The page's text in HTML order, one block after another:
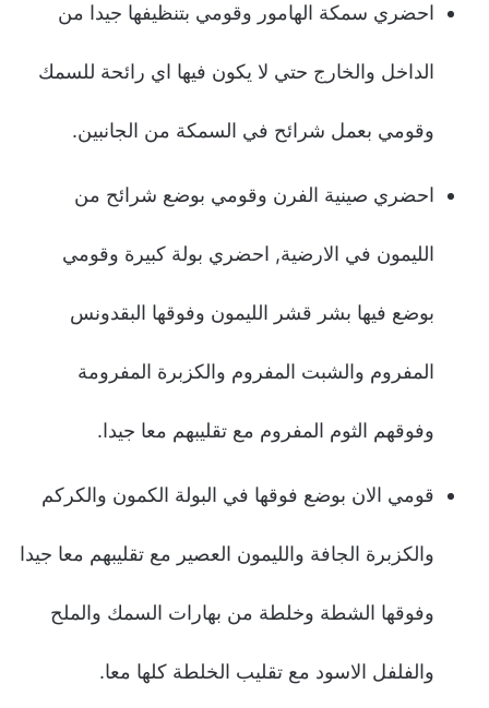
احضري سمكة الهامور وقومي بتنظيفها جيدا من
الداخل والخارج حتي لا يكون فيها اي رائحة للسمك
وقومي بعمل شرائح في السمكة من الجانبين.
احضري صينية الفرن وقومي بوضع شرائح من
الليمون في الارضية, احضري بولة كبيرة وقومي
بوضع فيها بشر قشر الليمون وفوقها البقدونس
المفروم والشبت المفروم والكزبرة المفرومة
وفوقهم الثوم المفروم مع تقليبهم معا جيدا.
قومي الان بوضع فوقها في البولة الكمون والكركم
والكزبرة الجافة والليمون العصير مع تقليبهم معا جيدا
وفوقها الشطة وخلطة من بهارات السمك والملح
والفلفل الاسود مع تقليب الخلطة كلها معا.